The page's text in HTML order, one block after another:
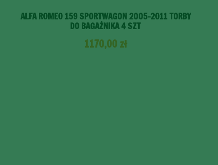
ALFA ROMEO 159 SPORTWAGON 2005-2011 TORBY
DO BAGAŻNIKA 4 SZT
1170,00 zł